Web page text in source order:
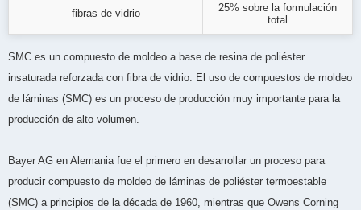
fibras de vidrio
25% sobre la formulación
total
SMC es un compuesto de moldeo a base de resina de poliéster
insaturada reforzada con fibra de vidrio. El uso de compuestos de moldeo
de láminas (SMC) es un proceso de producción muy importante para la
producción de alto volumen.
Bayer AG en Alemania fue el primero en desarrollar un proceso para
producir compuesto de moldeo de láminas de poliéster termoestable
(SMC) a principios de la década de 1960, mientras que Owens Corning